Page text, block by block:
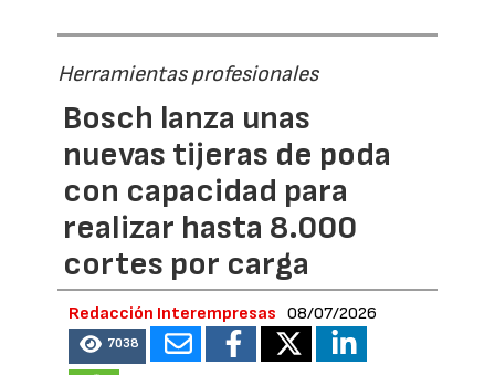
Herramientas profesionales
Bosch lanza unas
nuevas tijeras de poda
con capacidad para
realizar hasta 8.000
cortes por carga
Redacción Interempresas 08/07/2026
7038